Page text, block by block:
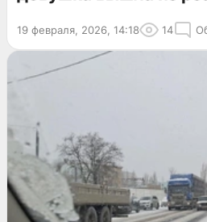
19 февраля, 2026, 14:18 14